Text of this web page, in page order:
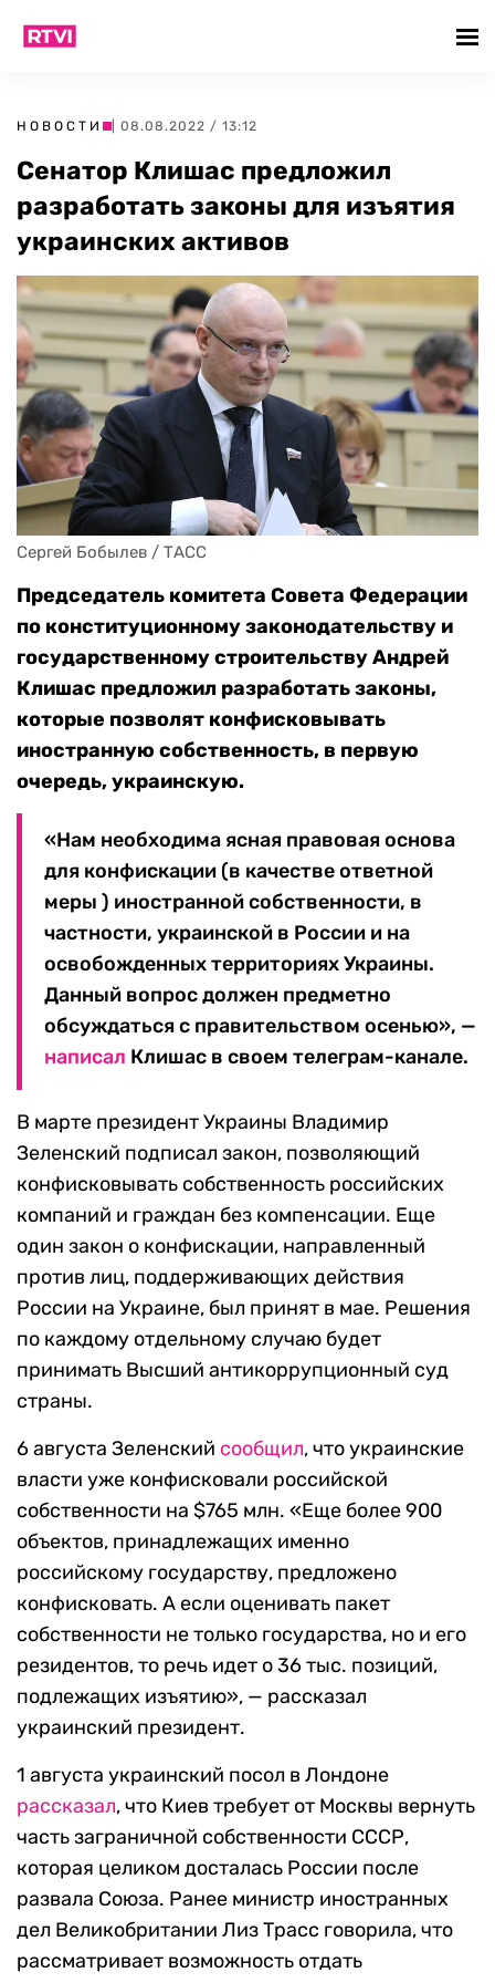
НОВОСТИ | 08.08.2022 / 13:12
Сенатор Клишас предложил
разработать законы для изъятия
украинских активов
Сергей Бобылев / ТАСС
Председатель комитета Совета Федерации
по конституционному законодательству и
государственному строительству Андрей
Клишас предложил разработать законы,
которые позволят конфисковывать
иностранную собственность, в первую
очередь, украинскую.
«Нам необходима ясная правовая основа
для конфискации (в качестве ответной
меры ) иностранной собственности, в
частности, украинской в России и на
освобожденных территориях Украины.
Данный вопрос должен предметно
обсуждаться с правительством осенью», —
написал Клишас в своем телеграм-канале.
В марте президент Украины Владимир
Зеленский подписал закон, позволяющий
конфисковывать собственность российских
компаний и граждан без компенсации. Еще
один закон о конфискации, направленный
против лиц, поддерживающих действия
России на Украине, был принят в мае. Решения
по каждому отдельному случаю будет
принимать Высший антикоррупционный суд
страны.
6 августа Зеленский сообщил, что украинские
власти уже конфисковали российской
собственности на $765 млн. «Еще более 900
объектов, принадлежащих именно
российскому государству, предложено
конфисковать. А если оценивать пакет
собственности не только государства, но и его
резидентов, то речь идет о 36 тыс. позиций,
подлежащих изъятию», — рассказал
украинский президент.
1 августа украинский посол в Лондоне
рассказал, что Киев требует от Москвы вернуть
часть заграничной собственности СССР,
которая целиком досталась России после
развала Союза. Ранее министр иностранных
дел Великобритании Лиз Трасс говорила, что
рассматривает возможность отдать